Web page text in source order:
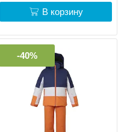
В корзину
-40%